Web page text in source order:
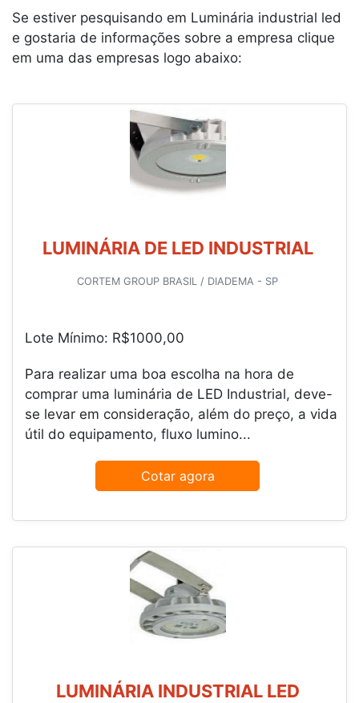
Se estiver pesquisando em Luminária industrial led
e gostaria de informações sobre a empresa clique
em uma das empresas logo abaixo:
LUMINÁRIA DE LED INDUSTRIAL
CORTEM GROUP BRASIL / DIADEMA - SP
Lote Mínimo: R$1000,00
Para realizar uma boa escolha na hora de
comprar uma luminária de LED Industrial, deve-
se levar em consideração, além do preço, a vida
útil do equipamento, fluxo lumino...
Cotar agora
LUMINÁRIA INDUSTRIAL LED